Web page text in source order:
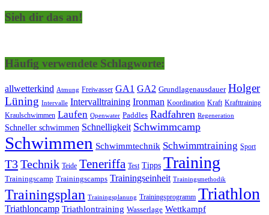
Sieh dir das an!
Häufig verwendete Schlagworte:
allwetterkind Atmung Freiwasser GA1 GA2 Grundlagenausdauer Holger
Lüning Intervalle Intervalltraining Ironman Koordination Kraft Krafttraining
Kraulschwimmen Laufen Openwater Paddles Radfahren Regeneration
Schneller schwimmen Schnelligkeit Schwimmcamp
Schwimmen Schwimmtechnik Schwimmtraining Sport
T3Technik Teide Teneriffa Test Tipps Training
Trainingscamp Trainingscamps Trainingseinheit Trainingsmethodik
Trainingsplan Trainingsplanung Trainingsprogramm Triathlon
Triathloncamp Triathlontraining Wasserlage Wettkampf